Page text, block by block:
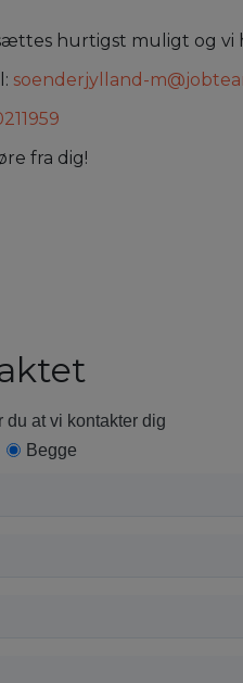
hurtigst muligt og vi
soenderjylland-
fra dig!
at vi kontakter dig
Begge